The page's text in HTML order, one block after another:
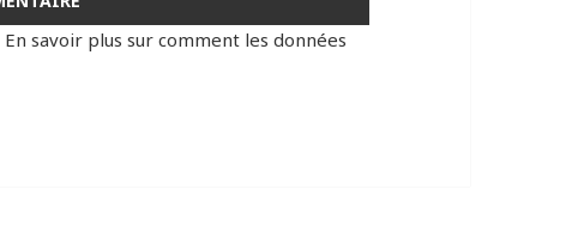
En savoir plus sur comment les données